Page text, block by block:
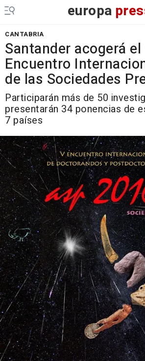
europa
CANTABRIA
Santander acogerá el
Encuentro
de las Sociedades
Participarán más de 50
presentarán 34 ponencias de
7 países